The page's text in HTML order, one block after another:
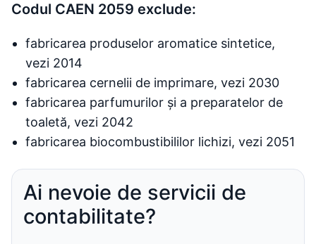
Codul CAEN 2059 exclude:
fabricarea produselor aromatice sintetice,
vezi 2014
fabricarea cernelii de imprimare, vezi 2030
fabricarea parfumurilor și a preparatelor de
toaletă, vezi 2042
fabricarea biocombustibililor lichizi, vezi 2051
Ai nevoie de servicii de
contabilitate?